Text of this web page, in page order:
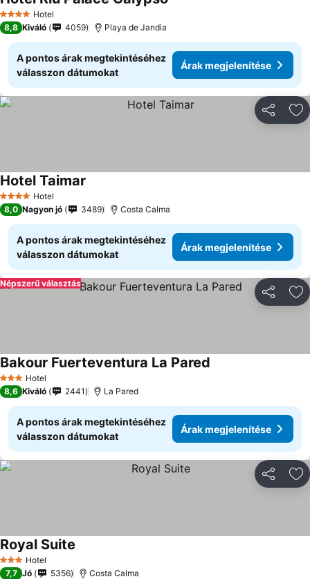
4 KategóriaHotel
8,8 Kiváló 4059 Playa de Jandia
A pontos árak megtekintéséhez
válasszon dátumokat
Árak megjelenítése
4 KategóriaHotel
Hotel Taimar
8,0 Nagyon jó 3489 Costa Calma
A pontos árak megtekintéséhez
válasszon dátumokat
Árak megjelenítése
Népszerű választás
3 Kategória
Hotel
Bakour Fuerteventura La Pared
8,6 Kiváló 2441 La Pared
A pontos árak megtekintéséhez
válasszon dátumokat
Árak megjelenítése
3 Kategória
Hotel
Royal Suite
7,7 Jó 5356 Costa Calma